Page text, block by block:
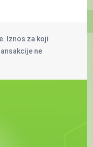
Iznos za koji
ne